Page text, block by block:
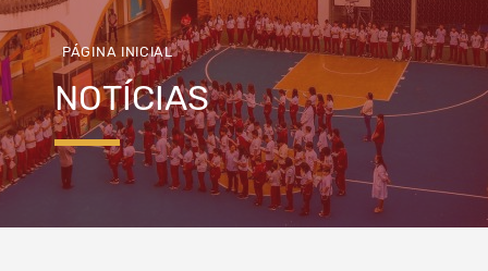
PÁGINA INICIAL
NOTÍCIAS